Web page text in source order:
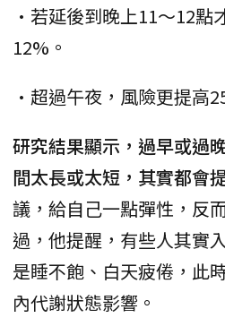
•若延後到晚上11～12點
12%。
•超過午夜，風險更提高
研究結果顯示，過早或過
間太長或太短，其實都會
議，給自己一點彈性，反
過，他提醒，有些人其實
是睡不飽、白天疲倦，此
內代謝狀態影響。